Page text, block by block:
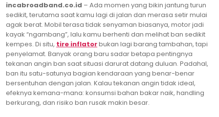
incabroadband.co.id – Ada momen yang bikin jantung turun
sedikit, terutama saat kamu lagi di jalan dan merasa setir mulai
agak berat. Mobil terasa tidak senyaman biasanya, motor jadi
kayak “ngambang”, lalu kamu berhenti dan melihat ban sedikit
kempes. Di situ, tire inflatorbukan lagi barang tambahan, tapi
penyelamat. Banyak orang baru sadar betapa pentingnya
tekanan angin ban saat situasi darurat datang duluan. Padahal,
ban itu satu-satunya bagian kendaraan yang benar-benar
bersentuhan dengan jalan. Kalau tekanan angin tidak ideal,
efeknya kemana-mana: konsumsi bahan bakar naik, handling
berkurang, dan risiko ban rusak makin besar.